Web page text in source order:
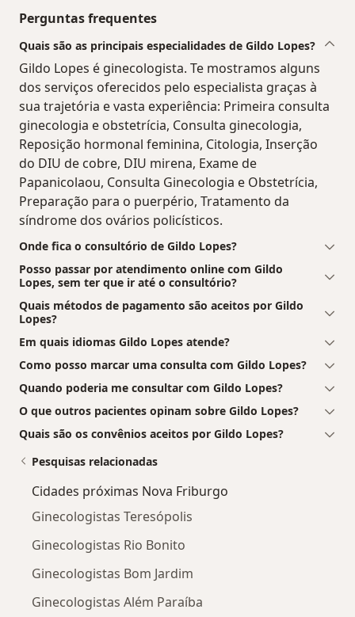
Perguntas frequentes
Quais são as principais especialidades de Gildo Lopes?
Gildo Lopes é ginecologista. Te mostramos alguns
dos serviços oferecidos pelo especialista graças à
sua trajetória e vasta experiência: Primeira consulta
ginecologia e obstetrícia, Consulta ginecologia,
Reposição hormonal feminina, Citologia, Inserção
do DIU de cobre, DIU mirena, Exame de
Papanicolaou, Consulta Ginecologia e Obstetrícia,
Preparação para o puerpério, Tratamento da
síndrome dos ovários policísticos.
Onde fica o consultório de Gildo Lopes?
Posso passar por atendimento online com Gildo
Lopes, sem ter que ir até o consultório?
Quais métodos de pagamento são aceitos por Gildo
Lopes?
Em quais idiomas Gildo Lopes atende?
Como posso marcar uma consulta com Gildo Lopes?
Quando poderia me consultar com Gildo Lopes?
O que outros pacientes opinam sobre Gildo Lopes?
Quais são os convênios aceitos por Gildo Lopes?
Pesquisas relacionadas
Cidades próximas Nova Friburgo
Ginecologistas Teresópolis
Ginecologistas Rio Bonito
Ginecologistas Bom Jardim
Ginecologistas Além Paraíba